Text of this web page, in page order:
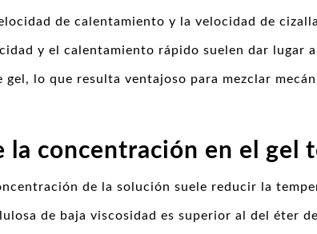
de calentamiento y la velocidad de
y el calentamiento rápido suelen dar lugar
gel, lo que resulta ventajoso para mezclar
la concentración en el gel
de la solución suele reducir la
de baja viscosidad es superior al del éter